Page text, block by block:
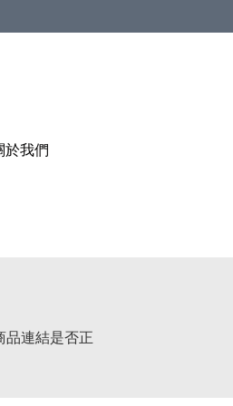
於我們
品連結是否正